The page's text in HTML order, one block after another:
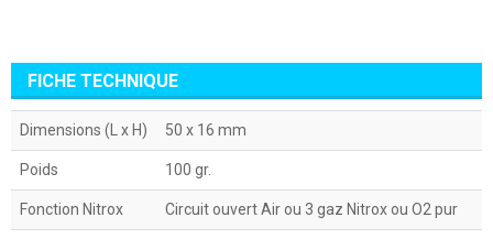
FICHE TECHNIQUE
Dimensions (L x H) 50 x 16 mm
Poids 100 gr.
Fonction Nitrox Circuit ouvert Air ou 3 gaz Nitrox ou O2 pur